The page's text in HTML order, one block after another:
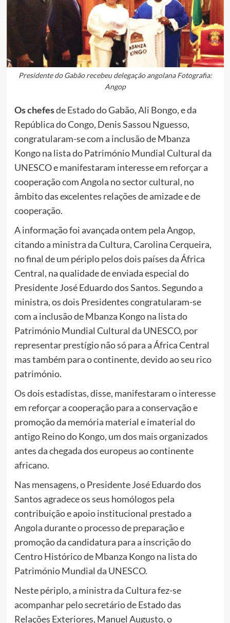
Presidente do Gabão recebeu delegação angolana Fotografia:
Angop
Os chefesde Estado do Gabão, Ali Bongo, e da
República do Congo, Denis Sassou Nguesso,
congratularam-se com a inclusão de Mbanza
Kongo na lista do Património Mundial Cultural da
UNESCO e manifestaram interesse em reforçar a
cooperação com Angola no sector cultural, no
âmbito das excelentes relações de amizade e de
cooperação.
A informação foi avançada ontem pela Angop,
citando a ministra da Cultura, Carolina Cerqueira,
no final de um périplo pelos dois países da África
Central, na qualidade de enviada especial do
Presidente José Eduardo dos Santos. Segundo a
ministra, os dois Presidentes congratularam-se
com a inclusão de Mbanza Kongo na lista do
Património Mundial Cultural da UNESCO, por
representar prestígio não só para a África Central
mas também para o continente, devido ao seu rico
património.
Os dois estadistas, disse, manifestaram o interesse
em reforçar a cooperação para a conservação e
promoção da memória material e imaterial do
antigo Reino do Kongo, um dos mais organizados
antes da chegada dos europeus ao continente
africano.
Nas mensagens, o Presidente José Eduardo dos
Santos agradece os seus homólogos pela
contribuição e apoio institucional prestado a
Angola durante o processo de preparação e
promoção da candidatura para a inscrição do
Centro Histórico de Mbanza Kongo na lista do
Património Mundial da UNESCO.
Neste périplo, a ministra da Cultura fez-se
acompanhar pelo secretário de Estado das
Relações Exteriores, Manuel Augusto, o